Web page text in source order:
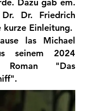
Dr. Friedrich
Einleitung.
las Michael
seinem 2024
Roman "Das